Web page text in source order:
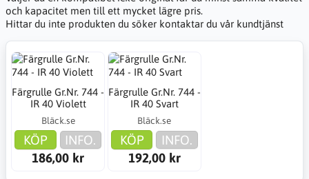
och kapacitet men till ett mycket lägre pris.
Hittar du inte produkten du söker kontaktar du vår kundtjänst
Färgrulle Gr.Nr. 744 -
IR 40 Violett
Bläck.se
KÖP
INFO.
186,00 kr
Färgrulle Gr.Nr. 744 -
IR 40 Svart
Bläck.se
KÖP
INFO.
192,00 kr